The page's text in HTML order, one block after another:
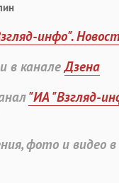
инфо".
в каналеДзена
"ИА "Взгляд-
фото и видео